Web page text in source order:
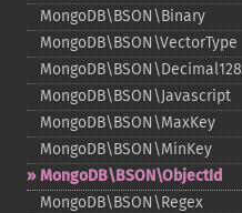
MongoDB\BSON\Binary
MongoDB\BSON\VectorType
MongoDB\BSON\Decimal128
MongoDB\BSON\Javascript
MongoDB\BSON\MaxKey
MongoDB\BSON\MinKey
MongoDB\BSON\ObjectId
MongoDB\BSON\Regex